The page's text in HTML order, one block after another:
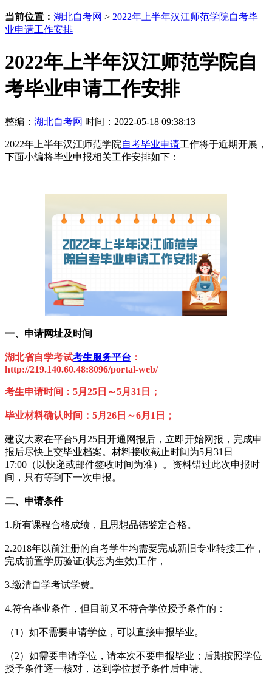
当前位置： 湖北自考网 > 2022年上半年汉江师范学院自考毕
业申请工作安排
2022年上半年汉江师范学院自
考毕业申请工作安排
整编： 湖北自考网 时间：2022-05-18 09:38:13
2022年上半年汉江师范学院自考毕业申请工作将于近期开展，
下面小编将毕业申报相关工作安排如下：
一、申请网址及时间
湖北省自学考试考生服务平台 ：
http://219.140.60.48:8096/portal-web/
考生申请时间：5月25日～5月31日；
毕业材料确认时间：5月26日～6月1日；
建议大家在平台5月25日开通网报后，立即开始网报，完成申
报后尽快上交毕业档案。材料接收截止时间为5月31日
17:00（以快递或邮件签收时间为准）。资料错过此次申报时
间，只有等到下一次申报。
二、申请条件
1.所有课程合格成绩，且思想品德鉴定合格。
2.2018年以前注册的自考学生均需要完成新旧专业转接工作，
完成前置学历验证(状态为生效)工作，
3.缴清自学考试学费。
4.符合毕业条件，但目前又不符合学位授予条件的：
（1）如不需要申请学位，可以直接申报毕业。
（2）如需要申请学位，请本次不要申报毕业；后期按照学位
授予条件逐一核对，达到学位授予条件后申请。